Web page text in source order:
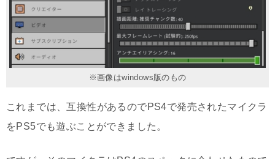
※画像はwindows版のもの
これまでは、互換性があるのでPS4で発売されたマイクラ
をPS5でも遊ぶことができました。